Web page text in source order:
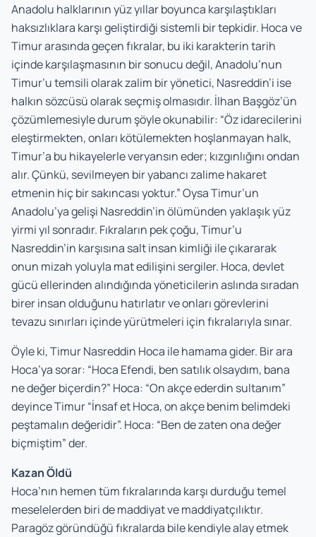
Anadolu halklarının yüz yıllar boyunca karşılaştıkları
haksızlıklara karşı geliştirdiği sistemli bir tepkidir. Hoca ve
Timur arasında geçen fıkralar, bu iki karakterin tarih
içinde karşılaşmasının bir sonucu değil, Anadolu’nun
Timur’u temsili olarak zalim bir yönetici, Nasreddin’i ise
halkın sözcüsü olarak seçmiş olmasıdır. İlhan Başgöz’ün
çözümlemesiyle durum şöyle okunabilir: “Öz idarecilerini
eleştirmekten, onları kötülemekten hoşlanmayan halk,
Timur’a bu hikayelerle veryansın eder; kızgınlığını ondan
alır. Çünkü, sevilmeyen bir yabancı zalime hakaret
etmenin hiç bir sakıncası yoktur.” Oysa Timur’un
Anadolu’ya gelişi Nasreddin’in ölümünden yaklaşık yüz
yirmi yıl sonradır. Fıkraların pek çoğu, Timur’u
Nasreddin’in karşısına salt insan kimliği ile çıkararak
onun mizah yoluyla mat edilişini sergiler. Hoca, devlet
gücü ellerinden alındığında yöneticilerin aslında sıradan
birer insan olduğunu hatırlatır ve onları görevlerini
tevazu sınırları içinde yürütmeleri için fıkralarıyla sınar.
Öyle ki, Timur Nasreddin Hoca ile hamama gider. Bir ara
Hoca’ya sorar: “Hoca Efendi, ben satılık olsaydım, bana
ne değer biçerdin?” Hoca: “On akçe ederdin sultanım”
deyince Timur “İnsaf et Hoca, on akçe benim belimdeki
peştamalın değeridir”. Hoca: “Ben de zaten ona değer
biçmiştim” der.
Kazan Öldü
Hoca’nın hemen tüm fıkralarında karşı durduğu temel
meselelerden biri de maddiyat ve maddiyatçılıktır.
Paragöz göründüğü fıkralarda bile kendiyle alay etmek